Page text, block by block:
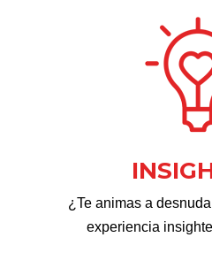
¿Te animas a
experiencia